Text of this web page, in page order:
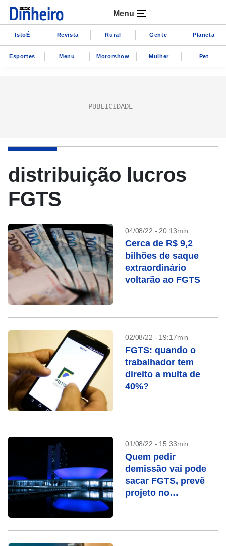
Menu
IstoÉ Revista Rural Gente Planeta
Esportes Menu Motorshow Mulher Pet
distribuição lucros
FGTS
04/08/22 - 20:13min
Cerca de R$ 9,2
bilhões de saque
extraordinário
voltarão ao FGTS
02/08/22 - 19:17min
FGTS: quando o
trabalhador tem
direito a multa de
40%?
01/08/22 - 15:33min
Quem pedir
demissão vai pode
sacar FGTS, prevê
projeto no